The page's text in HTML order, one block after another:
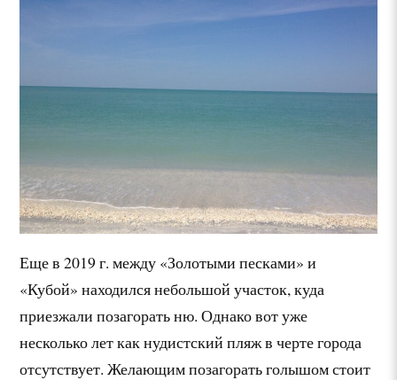
Еще в 2019 г. между «Золотыми песками» и
«Кубой» находился небольшой участок, куда
приезжали позагорать ню. Однако вот уже
несколько лет как нудистский пляж в черте города
отсутствует. Желающим позагорать голышом стоит